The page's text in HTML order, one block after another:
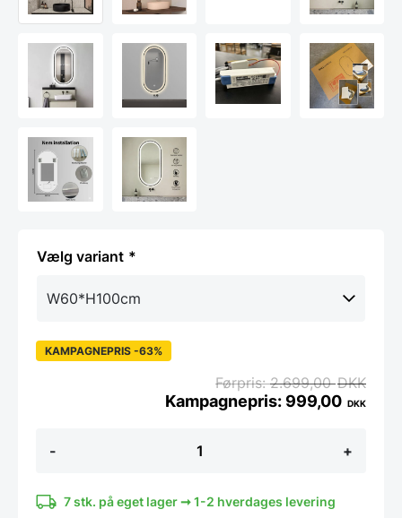
variant
-
spejl
LED
+
KAMPAGNEPRIS -63%
2.699,00DKK
999,00 DKK
7 stk. på eget lager ➞ 1-2 hverdages levering